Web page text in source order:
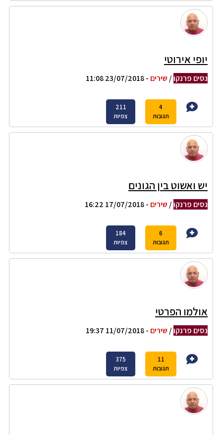
יופי אירוטי
נסים פרנקו/ שירים - 23/07/2018 11:08
4
תגובות
211
צפיות
יש ואשוט בין הגונים
נסים פרנקו/ שירים - 17/07/2018 16:22
6
תגובות
184
צפיות
אולמו הפרטי
נסים פרנקו/ שירים - 11/07/2018 19:37
11
תגובות
375
צפיות